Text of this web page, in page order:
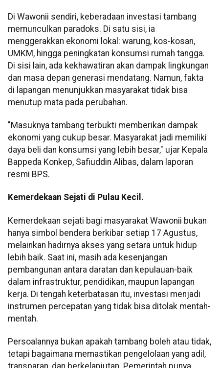
Di Wawonii sendiri, keberadaan investasi tambang
memunculkan paradoks. Di satu sisi, ia
menggerakkan ekonomi lokal: warung, kos-kosan,
UMKM, hingga peningkatan konsumsi rumah tangga.
Di sisi lain, ada kekhawatiran akan dampak lingkungan
dan masa depan generasi mendatang. Namun, fakta
di lapangan menunjukkan masyarakat tidak bisa
menutup mata pada perubahan.
"Masuknya tambang terbukti memberikan dampak
ekonomi yang cukup besar. Masyarakat jadi memiliki
daya beli dan konsumsi yang lebih besar," ujar Kepala
Bappeda Konkep, Safiuddin Alibas, dalam laporan
resmi BPS.
Kemerdekaan Sejati di Pulau Kecil.
Kemerdekaan sejati bagi masyarakat Wawonii bukan
hanya simbol bendera berkibar setiap 17 Agustus,
melainkan hadirnya akses yang setara untuk hidup
lebih baik. Saat ini, masih ada kesenjangan
pembangunan antara daratan dan kepulauan-baik
dalam infrastruktur, pendidikan, maupun lapangan
kerja. Di tengah keterbatasan itu, investasi menjadi
instrumen percepatan yang tidak bisa ditolak mentah-
mentah.
Persoalannya bukan apakah tambang boleh atau tidak,
tetapi bagaimana memastikan pengelolaan yang adil,